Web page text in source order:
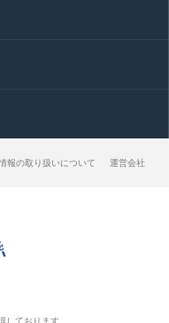
報の取り扱いについて 運営会社
しております。